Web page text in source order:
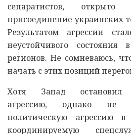
сепаратистов,
присоединение украинских
Результатом агрессии
неустойчивого состояния
регионов. Не сомневаюсь,
начать с этих позиций
Хотя Запад остановил
агрессию, однако не
политическую агрессию
координируемую